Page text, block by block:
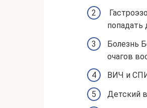
попадать
Болезнь
очагов
ВИЧ и
Детский